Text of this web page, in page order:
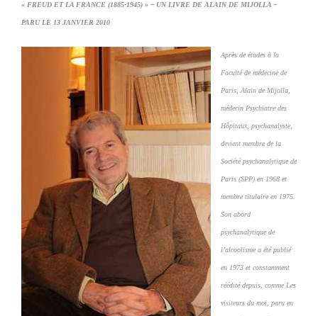
« FREUD ET LA FRANCE (1885-1945) » – UN LIVRE DE ALAIN DE MIJOLLA –
PARU LE 13 JANVIER 2010
Après de études à la
Faculté de médecine de
Paris, Alain de Mijolla,
médecin Psychiatre des
Hôpitaux, psychanalyste,
devient membre de la
Société psychanalytique de
Paris (SPP) en 1968 et
membre titulaire en 1975.
Son abord
psychanalytique de
l’alcoolisme a été publié
en 1973 et constamment
réédité depuis, comme Les
visiteurs du moi, paru en